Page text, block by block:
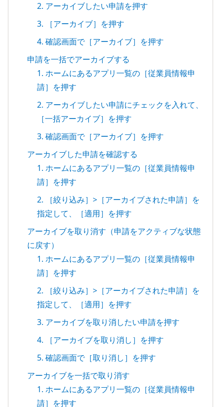
2. アーカイブしたい申請を押す
3. ［アーカイブ］を押す
4. 確認画面で［アーカイブ］を押す
申請を一括でアーカイブする
1. ホームにあるアプリ一覧の［従業員情報申
請］を押す
2. アーカイブしたい申請にチェックを入れて、
［一括アーカイブ］を押す
3. 確認画面で［アーカイブ］を押す
アーカイブした申請を確認する
1. ホームにあるアプリ一覧の［従業員情報申
請］を押す
2. ［絞り込み］>［アーカイブされた申請］を
指定して、［適用］を押す
アーカイブを取り消す（申請をアクティブな状態
に戻す）
1. ホームにあるアプリ一覧の［従業員情報申
請］を押す
2. ［絞り込み］>［アーカイブされた申請］を
指定して、［適用］を押す
3. アーカイブを取り消したい申請を押す
4. ［アーカイブを取り消し］を押す
5. 確認画面で［取り消し］を押す
アーカイブを一括で取り消す
1. ホームにあるアプリ一覧の［従業員情報申
請］を押す